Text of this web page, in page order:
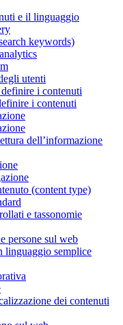
e il linguaggio
keywords)
utenti
i contenuti
i contenuti
dell’informazione
(content type)
e tassonomie
persone sul web
linguaggio semplice
dei contenuti